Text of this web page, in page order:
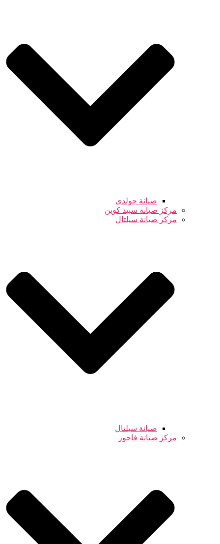
صيانة جولدى
مركز صيانة سبيد كوين
مركز صيانة سيلتال
صيانة سيلتال
مركز صيانة فاجور